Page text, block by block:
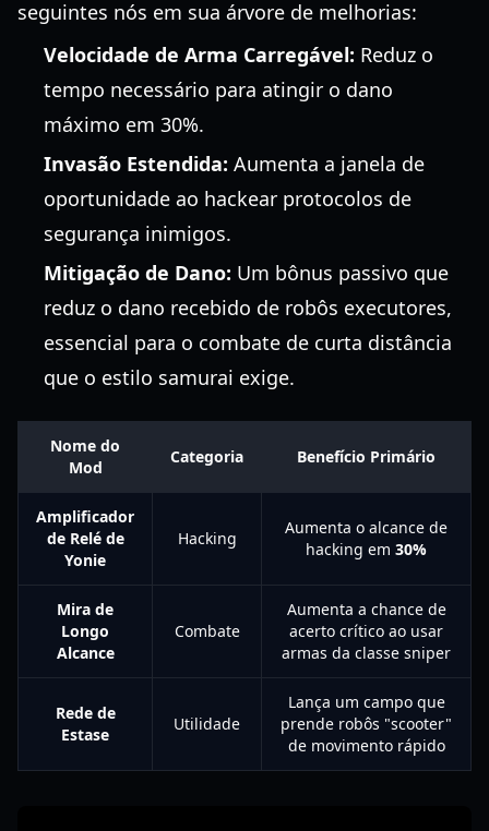
seguintes nós em sua árvore de melhorias:
Velocidade de Arma Carregável: Reduz o
tempo necessário para atingir o dano
máximo em 30%.
Invasão Estendida: Aumenta a janela de
oportunidade ao hackear protocolos de
segurança inimigos.
Mitigação de Dano: Um bônus passivo que
reduz o dano recebido de robôs executores,
essencial para o combate de curta distância
que o estilo samurai exige.
Nome do
Mod
Categoria Benefício Primário
Amplificador
de Relé de
Yonie
Hacking
Aumenta o alcance de
hacking em 30%
Mira de
Longo
Alcance
Combate
Aumenta a chance de
acerto crítico ao usar
armas da classe sniper
Rede de
Estase
Utilidade
Lança um campo que
prende robôs "scooter"
de movimento rápido